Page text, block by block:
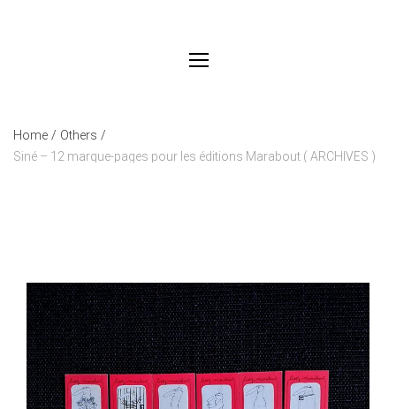
Home / Others /
Siné – 12 marque-pages pour les éditions Marabout ( ARCHIVES )